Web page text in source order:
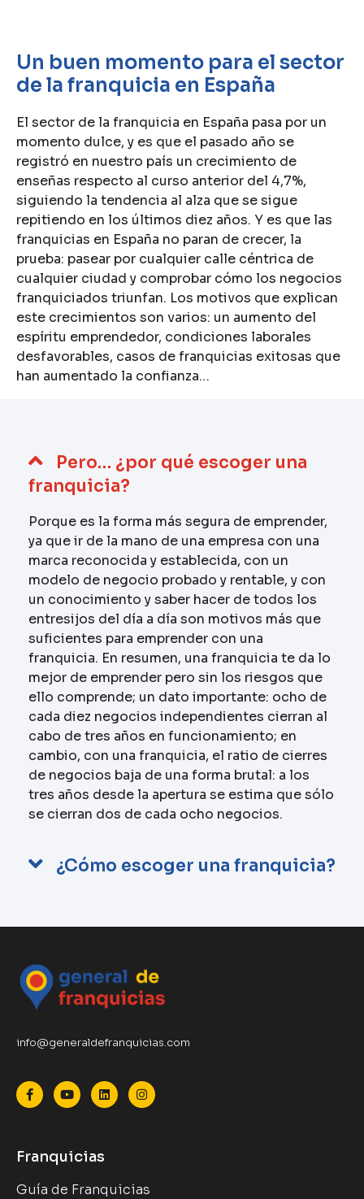
Un buen momento para el sector
de la franquicia en España
El sector de la franquicia en España pasa por un
momento dulce, y es que el pasado año se
registró en nuestro país un crecimiento de
enseñas respecto al curso anterior del 4,7%,
siguiendo la tendencia al alza que se sigue
repitiendo en los últimos diez años. Y es que las
franquicias en España no paran de crecer, la
prueba: pasear por cualquier calle céntrica de
cualquier ciudad y comprobar cómo los negocios
franquiciados triunfan. Los motivos que explican
este crecimientos son varios: un aumento del
espíritu emprendedor, condiciones laborales
desfavorables, casos de franquicias exitosas que
han aumentado la confianza…
Pero… ¿por qué escoger una
franquicia?
Porque es la forma más segura de emprender,
ya que ir de la mano de una empresa con una
marca reconocida y establecida, con un
modelo de negocio probado y rentable, y con
un conocimiento y saber hacer de todos los
entresijos del día a día son motivos más que
suficientes para emprender con una
franquicia. En resumen, una franquicia te da lo
mejor de emprender pero sin los riesgos que
ello comprende; un dato importante: ocho de
cada diez negocios independientes cierran al
cabo de tres años en funcionamiento; en
cambio, con una franquicia, el ratio de cierres
de negocios baja de una forma brutal: a los
tres años desde la apertura se estima que sólo
se cierran dos de cada ocho negocios.
¿Cómo escoger una franquicia?
info@generaldefranquicias.com
Franquicias
Guía de Franquicias